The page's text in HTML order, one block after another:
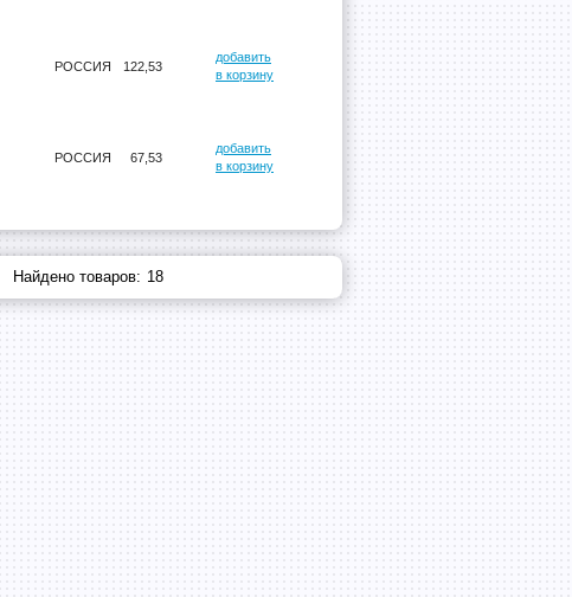
РОССИЯ 122,53
добавить
в корзину
РОССИЯ 67,53
добавить
в корзину
Найдено товаров: 18